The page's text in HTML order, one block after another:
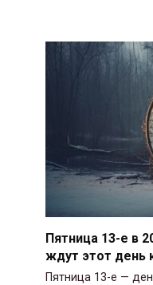
Пятница 13-е в
ждут этот день
Пятница 13-е —